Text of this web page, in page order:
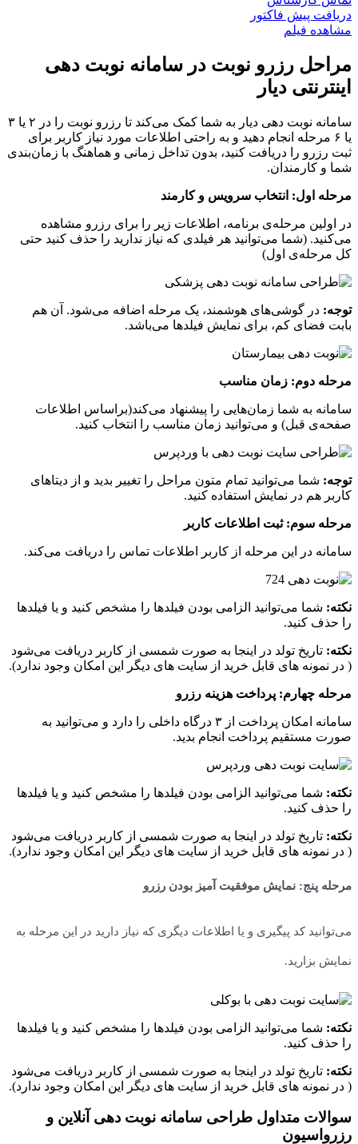
پیش فاکتور
فیلم
رزرو نوبت در سامانه نوبت دهی
دیار
سامانه نوبت دهی دیار به شما کمک می‌کند تا رزرو نوبت را در ۲ یا ۳
۶ مرحله انجام دهید و به راحتی اطلاعات مورد نیاز کاربر برای
را دریافت کنید، بدون تداخل زمانی و هماهنگ با زمان‌بندی
و کارمندان.
اول: انتخاب سرویس و کارمند
مرحله‌ی برنامه، اطلاعات زیر را برای رزرو مشاهده
(شما می‌توانید هر فیلدی که نیاز ندارید را حذف کنید حتی
اول)
در گوشی‌های هوشمند، یک مرحله اضافه می‌شود. آن هم
فضای کم، برای نمایش فیلد‌ها می‌باشد.
دوم: زمان مناسب
به شما زمان‌هایی را پیشنهاد می‌کند(براساس اطلاعات
قبل) و می‌توانید زمان مناسب را انتخاب کنید.
شما می‌توانید تمام متون مراحل را تغییر بدید و از دیتاهای
هم در نمایش استفاده کنید.
سوم: ثبت اطلاعات کاربر
در این مرحله از کاربر اطلاعات تماس را دریافت می‌کند.
شما می‌توانید الزامی بودن فیلد‌ها را مشخص کنید و یا فیلد‌ها
کنید.
تاریخ تولد در اینجا به صورت شمسی از کاربر دریافت می‌شود
نمونه های قابل خرید از سایت های دیگر این امکان وجود ندارد).
چهارم: پرداخت هزینه رزرو
سامانه امکان پرداخت از ۳ درگاه داخلی را دارد و می‌توانید به
مستقیم پرداخت انجام بدید.
شما می‌توانید الزامی بودن فیلد‌ها را مشخص کنید و یا فیلد‌ها
کنید.
تاریخ تولد در اینجا به صورت شمسی از کاربر دریافت می‌شود
نمونه های قابل خرید از سایت های دیگر این امکان وجود ندارد).
پنج: نمایش موفقیت آمیز بودن رزرو
کد پیگیری و یا اطلاعات دیگری که نیاز دارید در این مرحله به
بزارید.
شما می‌توانید الزامی بودن فیلد‌ها را مشخص کنید و یا فیلد‌ها
کنید.
تاریخ تولد در اینجا به صورت شمسی از کاربر دریافت می‌شود
نمونه های قابل خرید از سایت های دیگر این امکان وجود ندارد).
متداول طراحی سامانه نوبت دهی آنلاین و